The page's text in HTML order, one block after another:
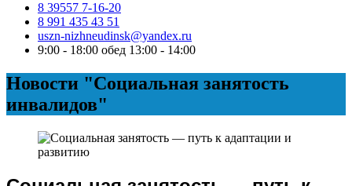
8 39557 7-16-20
8 991 435 43 51
uszn-nizhneudinsk@yandex.ru
9:00 - 18:00 обед 13:00 - 14:00
Новости "Социальная занятость
инвалидов"